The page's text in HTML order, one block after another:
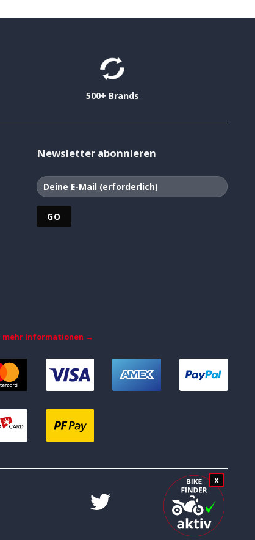
X
500+ Brands
Newsletter abonnieren
mehr Informationen →